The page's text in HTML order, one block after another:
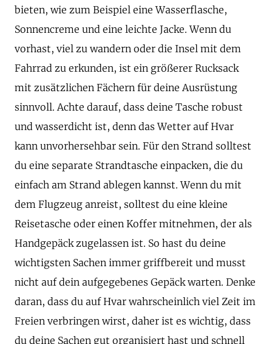
bieten, wie zum Beispiel eine Wasserflasche,
Sonnencreme und eine leichte Jacke. Wenn du
vorhast, viel zu wandern oder die Insel mit dem
Fahrrad zu erkunden, ist ein größerer Rucksack
mit zusätzlichen Fächern für deine Ausrüstung
sinnvoll. Achte darauf, dass deine Tasche robust
und wasserdicht ist, denn das Wetter auf Hvar
kann unvorhersehbar sein. Für den Strand solltest
du eine separate Strandtasche einpacken, die du
einfach am Strand ablegen kannst. Wenn du mit
dem Flugzeug anreist, solltest du eine kleine
Reisetasche oder einen Koffer mitnehmen, der als
Handgepäck zugelassen ist. So hast du deine
wichtigsten Sachen immer griffbereit und musst
nicht auf dein aufgegebenes Gepäck warten. Denke
daran, dass du auf Hvar wahrscheinlich viel Zeit im
Freien verbringen wirst, daher ist es wichtig, dass
du deine Sachen gut organisiert hast und schnell